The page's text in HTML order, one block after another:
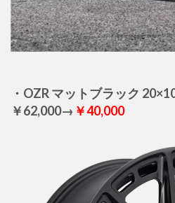
・OZR マットブラック
￥62,000→ ￥40,000